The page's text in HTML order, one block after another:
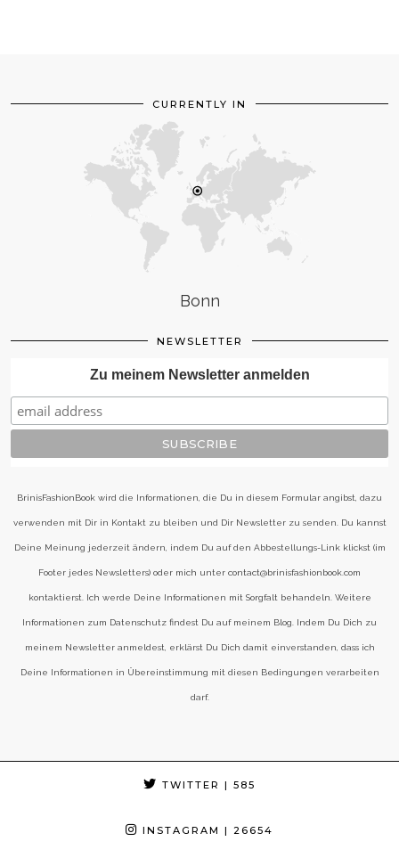
CURRENTLY IN
Bonn
NEWSLETTER
Zu meinem Newsletter anmelden
BrinisFashionBook wird die Informationen, die Du in diesem Formular angibst, dazu
verwenden mit Dir in Kontakt zu bleiben und Dir Newsletter zu senden. Du kannst
Deine Meinung jederzeit ändern, indem Du auf den Abbestellungs-Link klickst (im
Footer jedes Newsletters) oder mich unter contact@brinisfashionbook.com
kontaktierst. Ich werde Deine Informationen mit Sorgfalt behandeln. Weitere
Informationen zum Datenschutz findest Du auf meinem Blog. Indem Du Dich zu
meinem Newsletter anmeldest, erklärst Du Dich damit einverstanden, dass ich
Deine Informationen in Übereinstimmung mit diesen Bedingungen verarbeiten
darf.
TWITTER | 585
INSTAGRAM | 26654